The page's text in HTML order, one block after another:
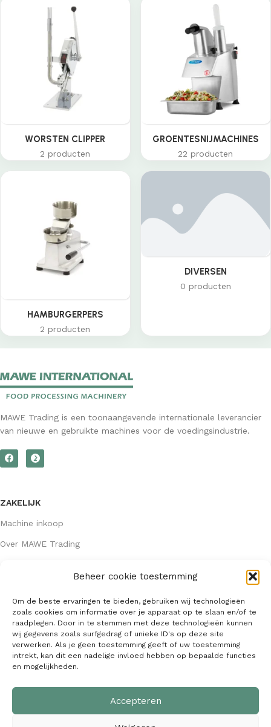
Beheer cookie toestemming
Om de beste ervaringen te bieden, gebruiken wij technologieën
zoals cookies om informatie over je apparaat op te slaan en/of te
raadplegen. Door in te stemmen met deze technologieën kunnen
wij gegevens zoals surfgedrag of unieke ID's op deze site
verwerken. Als je geen toestemming geeft of uw toestemming
intrekt, kan dit een nadelige invloed hebben op bepaalde functies
en mogelijkheden.
Accepteren
WORSTEN CLIPPER
2 producten
GROENTESNIJMACHINES
22 producten
HAMBURGERPERS
2 producten
DIVERSEN
0 producten
MAWE Trading is een toonaangevende internationale leverancier
van nieuwe en gebruikte machines voor de voedingsindustrie.
ZAKELIJK
Machine inkoop
Over MAWE Trading
Algemene voorwaarden
KVK: 64407667
info@mawetrading.nl
+31 6 53 270 335
| Webdesign: